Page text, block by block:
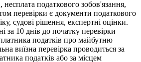
податкового зобов'язання,
перевірки є документи податкового
судові рішення, експертні оцінки.
за 10 днів до початку перевірки
податків про майбутню
виїзна перевірка проводиться за
податків або за місцем